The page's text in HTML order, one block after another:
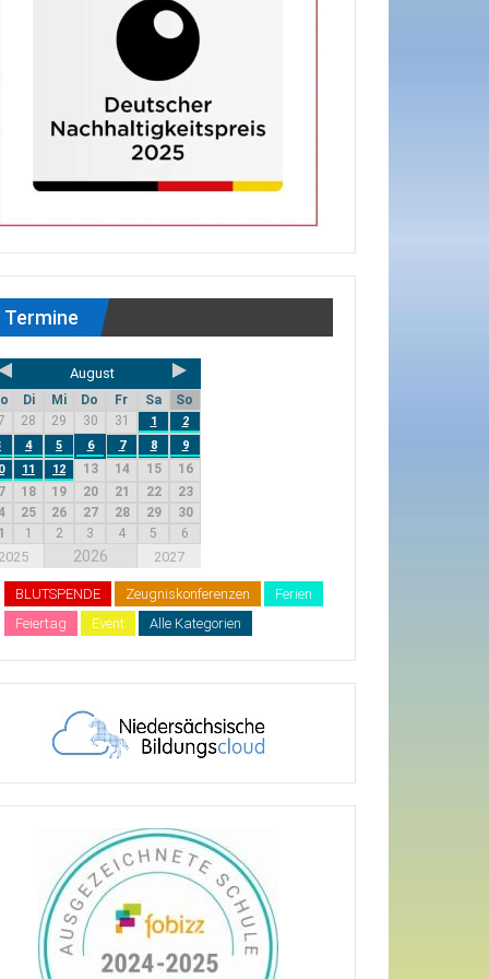
Termine
August
Di Mi Do Fr Sa
So
28 29 30 31 1
2
4 5 6 7 8
9
11 12 13 14 15
16
18 19 20 21 22
23
25 26 27 28 29
30
1 2 3 4 5 6
2025 2026 2027
BLUTSPENDE Zeugniskonferenzen
Ferien
Feiertag
Event Alle Kategorien